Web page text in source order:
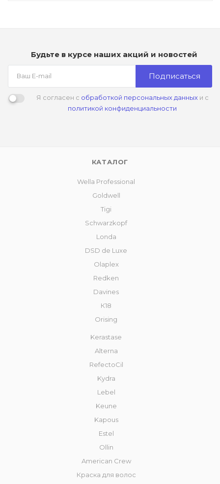
Будьте в курсе наших акций и новостей
Подписаться
Я согласен с обработкой персональных данныхи с
политикой конфиденциальности
КАТАЛОГ
Wella Professional
Goldwell
Tigi
Schwarzkopf
Londa
DSD de Luxe
Olaplex
Redken
Davines
К18
Orising
Kerastase
Alterna
RefectoCil
Kydra
Lebel
Keune
Kapous
Estel
Ollin
American Crew
Краска для волос